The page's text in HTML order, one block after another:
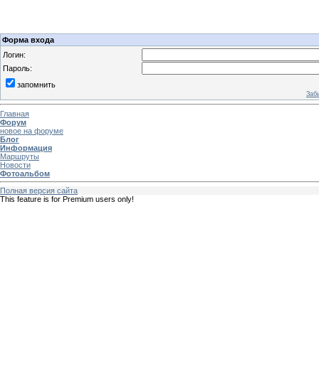
Форма входа
Логин:
Пароль:
запомнить
Главная
Форум
новое на форуме
Блог
Информация
Маршруты
Новости
Фотоальбом
Полная версия сайта
This feature is for Premium users only!